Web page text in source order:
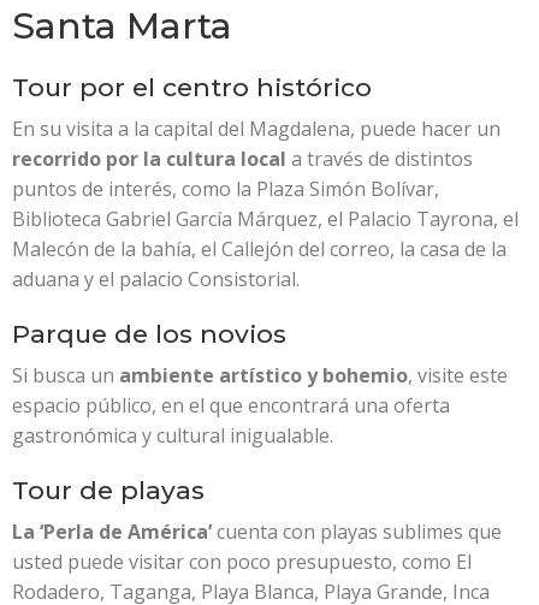
Santa Marta
Tour por el centro histórico
En su visita a la capital del Magdalena, puede hacer un
recorrido por la cultura local a través de distintos
puntos de interés, como la Plaza Simón Bolívar,
Biblioteca Gabriel García Márquez, el Palacio Tayrona, el
Malecón de la bahía, el Callejón del correo, la casa de la
aduana y el palacio Consistorial.
Parque de los novios
Si busca un ambiente artístico y bohemio, visite este
espacio público, en el que encontrará una oferta
gastronómica y cultural inigualable.
Tour de playas
La ‘Perla de América’cuenta con playas sublimes que
usted puede visitar con poco presupuesto, como El
Rodadero, Taganga, Playa Blanca, Playa Grande, Inca